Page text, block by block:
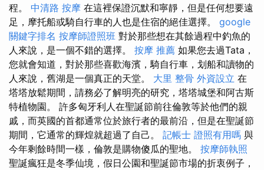
程。 中清路 按摩 在這裡保證沉默和寧靜，但是任何想要遠
足，摩托船或騎自行車的人也是住宿的絕佳選擇。 google
關鍵字排名 按摩師證照班 對於那些想在其餘過程中釣魚的
人來說，是一個不錯的選擇。 按摩 推薦 如果您去過Tata，
您就會知道，對於那些喜歡海濱，騎自行車，划船和讀物的
人來說，舊湖是一個真正的天堂。 大里 整骨 外資設立 在
塔塔放鬆期間，請務必了解明亮的研究，塔塔城堡和阿古斯
特植物園。 許多匈牙利人在聖誕節前往倫敦等於他們的親
戚，而英國的首都通常位於旅行者的最前沿，但是在聖誕節
期間，它通常的輝煌就超過了自己。 記帳士 證照有用嗎 與
今年剩餘時間一樣，倫敦是購物傻瓜的聖地。 按摩師執照
聖誕瘋狂是冬季仙境，假日公園和聖誕節市場的折衷例子，